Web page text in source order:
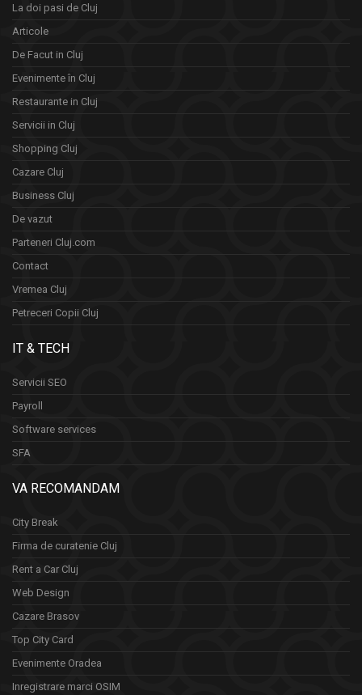
La doi pasi de Cluj
Articole
De Facut in Cluj
Evenimente în Cluj
Restaurante in Cluj
Servicii in Cluj
Shopping Cluj
Cazare Cluj
Business Cluj
De vazut
Parteneri Cluj.com
Contact
Vremea Cluj
Petreceri Copii Cluj
IT & TECH
Servicii SEO
Payroll
Software services
SFA
VA RECOMANDAM
City Break
Firma de curatenie Cluj
Rent a Car Cluj
Web Design
Cazare Brasov
Top City Card
Evenimente Oradea
Inregistrare marci OSIM